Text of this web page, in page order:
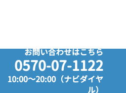
お問い合わせはこちら
0570-07-1122
10:00～20:00（ナビダイヤ
ル）